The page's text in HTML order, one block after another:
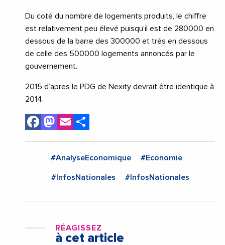
Du coté du nombre de logements produits, le chiffre
est relativement peu élevé puisqu’il est de 280000 en
dessous de la barre des 300000 et trés en dessous
de celle des 500000 logements annoncés par le
gouvernement.
2015 d’apres le PDG de Nexity devrait être identique à
2014.
Facebook
Mastodon
Email
#AnalyseEconomique #Economie
#InfosNationales #InfosNationales
RÉAGISSEZ
à cet article